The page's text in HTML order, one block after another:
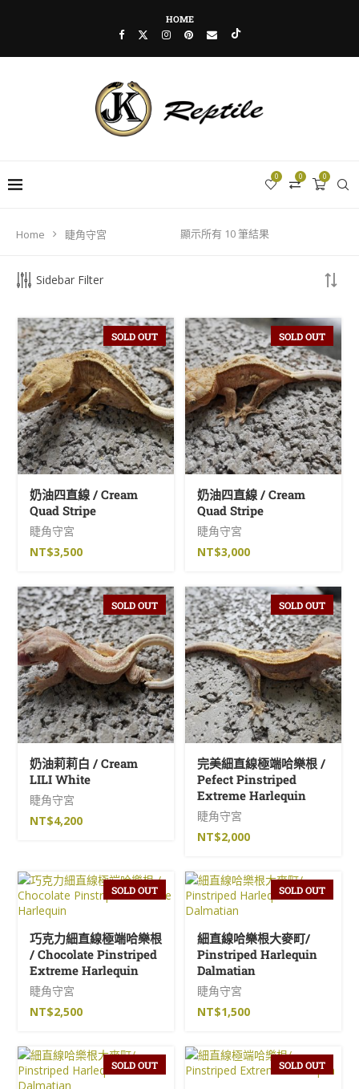
HOME
0
0
0
FILTER BY PRICE
篩選
CATEGORIES
未分類
瘤尾守宮
肥尾守宮 (20)
豬鼻蛇 (26)
豹紋守宮 (14)
Home 睫角守宮 顯示所有 10 筆結果
Sidebar Filter
SOLD OUT
奶油四直線 / Cream
Quad Stripe
睫角守宮
NT$3,500
SOLD OUT
奶油四直線 / Cream
Quad Stripe
睫角守宮
NT$3,000
SOLD OUT
奶油莉莉白 / Cream
LILI White
睫角守宮
NT$4,200
SOLD OUT
完美細直線極端哈樂根 /
Pefect Pinstriped
Extreme Harlequin
睫角守宮
NT$2,000
SOLD OUT
巧克力細直線極端哈樂根
/ Chocolate Pinstriped
Extreme Harlequin
睫角守宮
NT$2,500
SOLD OUT
細直線哈樂根大麥町/
Pinstriped Harlequin
Dalmatian
睫角守宮
NT$1,500
SOLD OUT SOLD OUT